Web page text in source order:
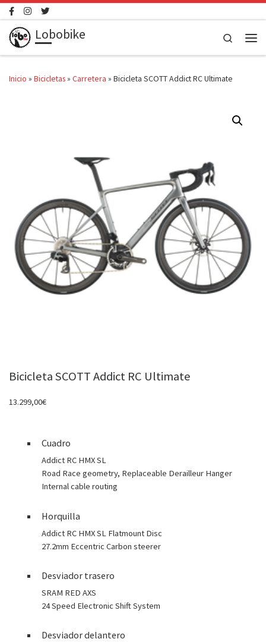
Saltar al contenido
Lobobike
Search
Inicio » Bicicletas» Carretera » Bicicleta SCOTT Addict RC Ultimate
Bicicleta SCOTT Addict RC Ultimate
13.299,00€
Cuadro
Addict RC HMX SL
Road Race geometry, Replaceable Derailleur Hanger
Internal cable routing
Horquilla
Addict RC HMX SL Flatmount Disc
27.2mm Eccentric Carbon steerer
Desviador trasero
SRAM RED AXS
24 Speed Electronic Shift System
Desviador delantero